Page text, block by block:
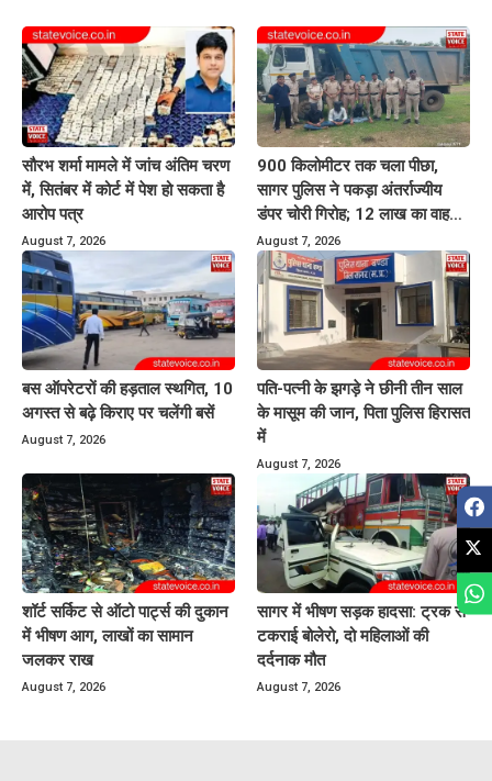
सौरभ शर्मा मामले में जांच अंतिम चरण
में, सितंबर में कोर्ट में पेश हो सकता है
आरोप पत्र
August 7, 2026
900 किलोमीटर तक चला पीछा,
सागर पुलिस ने पकड़ा अंतर्राज्यीय
डंपर चोरी गिरोह; 12 लाख का वाहन
बरामद
August 7, 2026
बस ऑपरेटरों की हड़ताल स्थगित, 10
अगस्त से बढ़े किराए पर चलेंगी बसें
August 7, 2026
पति-पत्नी के झगड़े ने छीनी तीन साल
के मासूम की जान, पिता पुलिस हिरासत
में
August 7, 2026
शॉर्ट सर्किट से ऑटो पार्ट्स की दुकान
में भीषण आग, लाखों का सामान
जलकर राख
August 7, 2026
सागर में भीषण सड़क हादसा: ट्रक से
टकराई बोलेरो, दो महिलाओं की
दर्दनाक मौत
August 7, 2026